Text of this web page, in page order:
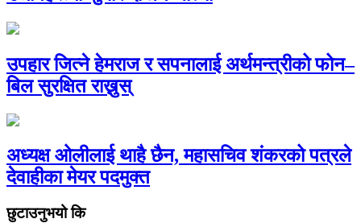
उपहार जित्ने हेमराज र सपनालाई अर्थमन्त्रीको फोन–
बिल सुरक्षित राख्नुस्
अध्यक्ष ओलीलाई थाहै छैन, महासचिव शंकरको पत्रले
देवाहीका मेयर पदमुक्त
छुटाउनुभयो कि